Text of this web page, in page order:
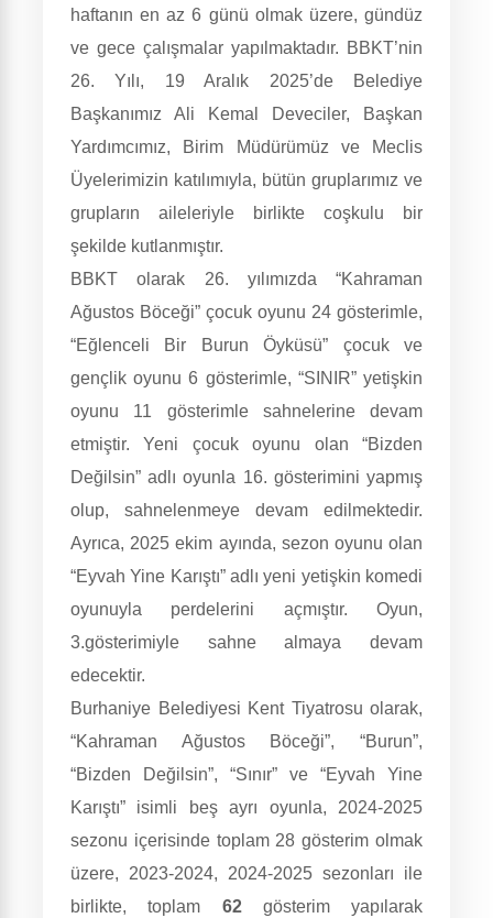
haftanın en az 6 günü olmak üzere, gündüz
ve gece çalışmalar yapılmaktadır. BBKT’nin
26. Yılı, 19 Aralık 2025’de Belediye
Başkanımız Ali Kemal Deveciler, Başkan
Yardımcımız, Birim Müdürümüz ve Meclis
Üyelerimizin katılımıyla, bütün gruplarımız ve
grupların aileleriyle birlikte coşkulu bir
şekilde kutlanmıştır.
BBKT olarak 26. yılımızda “Kahraman
Ağustos Böceği” çocuk oyunu 24 gösterimle,
“Eğlenceli Bir Burun Öyküsü” çocuk ve
gençlik oyunu 6 gösterimle, “SINIR” yetişkin
oyunu 11 gösterimle sahnelerine devam
etmiştir. Yeni çocuk oyunu olan “Bizden
Değilsin” adlı oyunla 16. gösterimini yapmış
olup, sahnelenmeye devam edilmektedir.
Ayrıca, 2025 ekim ayında, sezon oyunu olan
“Eyvah Yine Karıştı” adlı yeni yetişkin komedi
oyunuyla perdelerini açmıştır. Oyun,
3.gösterimiyle sahne almaya devam
edecektir.
Burhaniye Belediyesi Kent Tiyatrosu olarak,
“Kahraman Ağustos Böceği”, “Burun”,
“Bizden Değilsin”, “Sınır” ve “Eyvah Yine
Karıştı” isimli beş ayrı oyunla, 2024-2025
sezonu içerisinde toplam 28 gösterim olmak
üzere, 2023-2024, 2024-2025 sezonları ile
birlikte, toplam 62gösterim yapılarak